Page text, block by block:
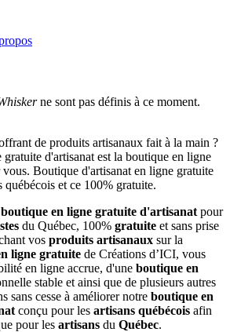
ne sont pas définis à ce moment.
boutique en ligne gratuite d'artisanat pour
du Québec, 100% gratuite et sans prise
vos produits artisanaux sur la
ligne gratuite de Créations d’ICI, vous
en ligne accrue, d'une boutique en
stable et ainsi que de plusieurs autres
sans cesse à améliorer notre boutique en
conçu pour les artisans québécois afin
pour les artisans du Québec.